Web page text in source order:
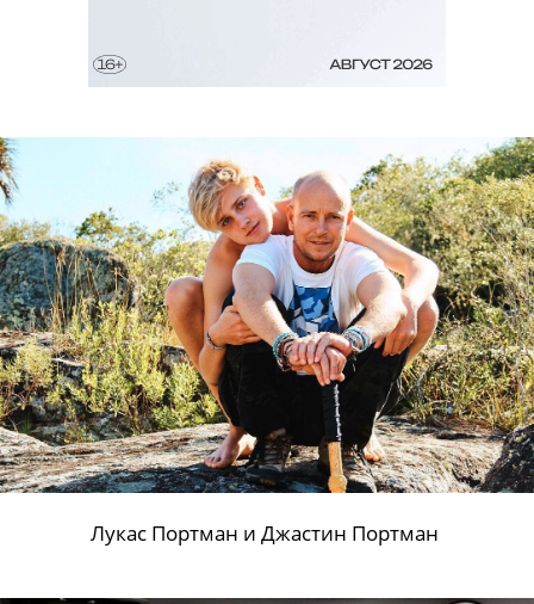
Лукас Портман и Джастин Портман